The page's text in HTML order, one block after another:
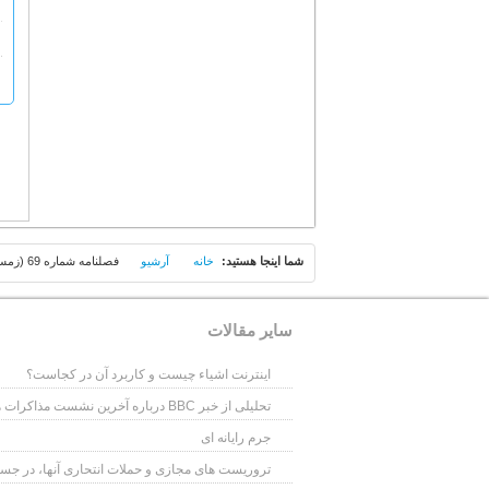
شما اينجا هستيد: خانه آرشیو فصلنامه شماره 69 (زمستان 1398)
سایر مقالات
اینترنت اشیاء چیست و کاربرد آن در کجاست؟
تحلیلی از خبر BBC درباره آخرین نشست مذاکرات هسته ای در سوم آذر ماه 1393
جرم رایانه ای
تروریست های مجازی و حملات انتحاری آنها، در